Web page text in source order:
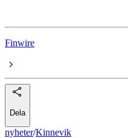
Finwire
Dela
nyheter/Kinnevik